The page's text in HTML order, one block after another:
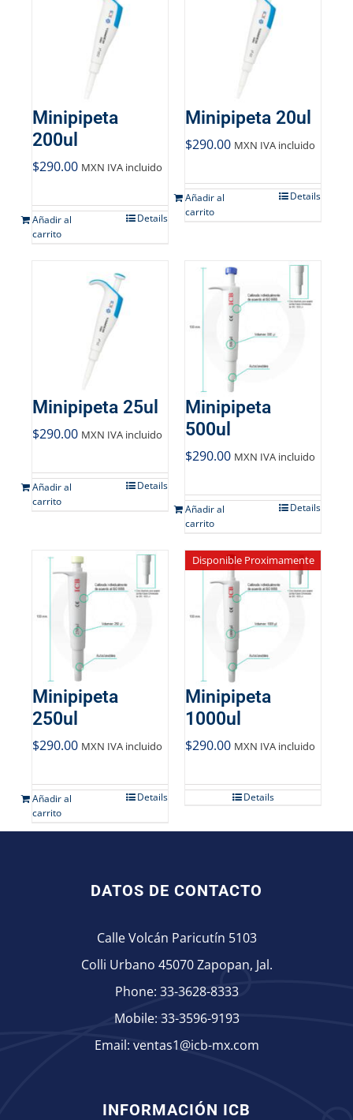
Minipipeta
200ul
$290.00 MXN IVA incluido
Añadir al
carrito
Details
Minipipeta 20ul
$290.00 MXN IVA incluido
Añadir al
carrito
Details
Minipipeta 25ul
$290.00 MXN IVA incluido
Añadir al
carrito
Details
Minipipeta
500ul
$290.00 MXN IVA incluido
Añadir al
carrito
Details
Minipipeta
250ul
$290.00 MXN IVA incluido
Añadir al
carrito
Details
Disponible Proximamente
Minipipeta
1000ul
$290.00 MXN IVA incluido
Details
DATOS DE CONTACTO
Calle Volcán Paricutín 5103
Colli Urbano 45070 Zapopan, Jal.
Phone: 33-3628-8333
Mobile: 33-3596-9193
Email: ventas1@icb-mx.com
INFORMACIÓN ICB